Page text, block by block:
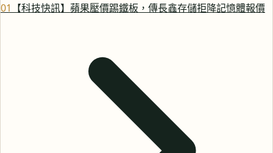
01 【科技快訊】蘋果壓價踢鐵板，傳長鑫存儲拒降記憶體報價